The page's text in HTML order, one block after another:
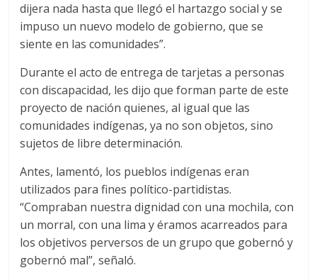
dijera nada hasta que llegó el hartazgo social y se
impuso un nuevo modelo de gobierno, que se
siente en las comunidades”.
Durante el acto de entrega de tarjetas a personas
con discapacidad, les dijo que forman parte de este
proyecto de nación quienes, al igual que las
comunidades indígenas, ya no son objetos, sino
sujetos de libre determinación.
Antes, lamentó, los pueblos indígenas eran
utilizados para fines político-partidistas.
“Compraban nuestra dignidad con una mochila, con
un morral, con una lima y éramos acarreados para
los objetivos perversos de un grupo que gobernó y
gobernó mal”, señaló.